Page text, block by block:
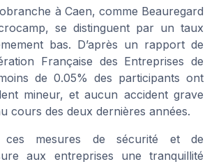
à Caen, comme Beauregard
se distinguent par un taux
bas. D’après un rapport de
Française des Entreprises de
de 0.05% des participants ont
mineur, et aucun accident grave
cours des deux dernières années.
ces mesures de sécurité et de
aux entreprises une tranquillité